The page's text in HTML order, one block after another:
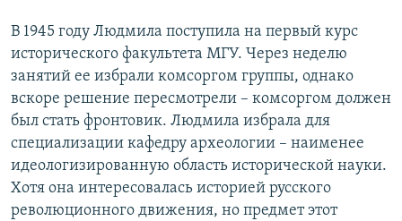
В 1945 году Людмила поступила на первый курс
исторического факультета МГУ. Через неделю
занятий ее избрали комсоргом группы, однако
вскоре решение пересмотрели – комсоргом должен
был стать фронтовик. Людмила избрала для
специализации кафедру археологии – наименее
идеологизированную область исторической науки.
Хотя она интересовалась историей русского
революционного движения, но предмет этот